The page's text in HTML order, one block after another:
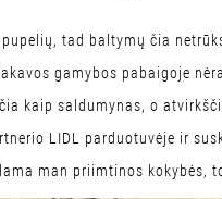
tad baltymų čia
gamybos pabaigoje
kaip saldumynas, o
LIDL parduotuvėje ir
man priimtinos kokybės,